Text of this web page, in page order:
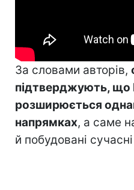
За словами авторів,
підтверджують, що
розширюється
напрямках, а саме
й побудовані